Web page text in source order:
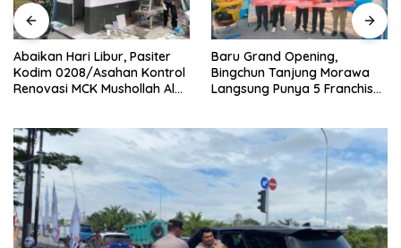
Abaikan Hari Libur, Pasiter
Kodim 0208/Asahan Kontrol
Renovasi MCK Mushollah Al
‎Baru Grand Opening,
Bingchun Tanjung Morawa
Langsung Punya 5 Franchise